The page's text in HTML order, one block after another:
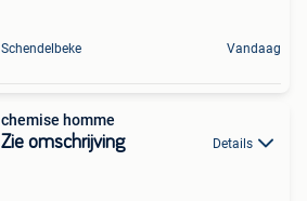
Schendelbeke Vandaag
chemise homme
Zie omschrijving Details